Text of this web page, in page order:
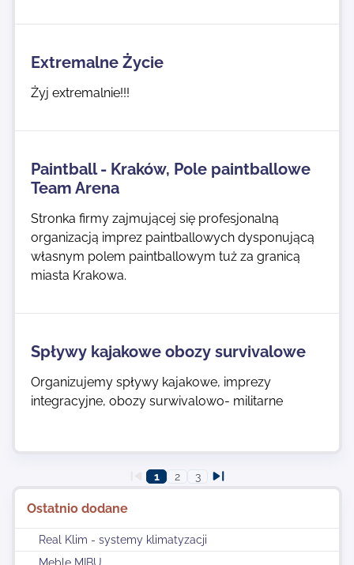
Ostatnio dodane
Real Klim - systemy klimatyzacji
Extremalne Życie
Żyj extremalnie!!!
Paintball - Kraków, Pole paintballowe
Team Arena
Stronka firmy zajmującej się profesjonalną
organizacją imprez paintballowych dysponującą
własnym polem paintballowym tuż za granicą
miasta Krakowa.
Spływy kajakowe obozy survivalowe
Organizujemy spływy kajakowe, imprezy
integracyjne, obozy surwivalowo- militarne
1 2 3